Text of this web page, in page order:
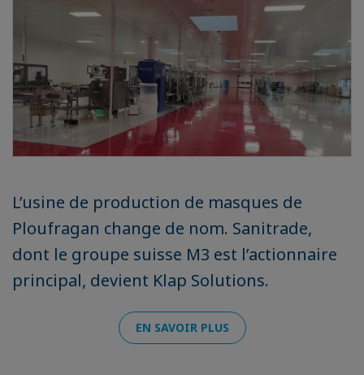
L’usine de production de masques de
Ploufragan change de nom. Sanitrade,
dont le groupe suisse M3 est l’actionnaire
principal, devient Klap Solutions.
EN SAVOIR PLUS